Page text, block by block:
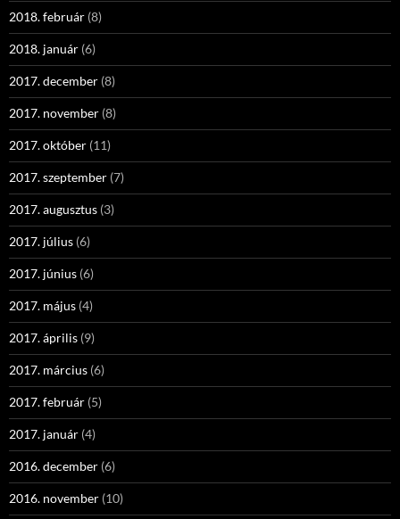
2018. február (8)
2018. január (6)
2017. december (8)
2017. november (8)
2017. október (11)
2017. szeptember (7)
2017. augusztus (3)
2017. július (6)
2017. június (6)
2017. május (4)
2017. április (9)
2017. március (6)
2017. február (5)
2017. január (4)
2016. december (6)
2016. november (10)